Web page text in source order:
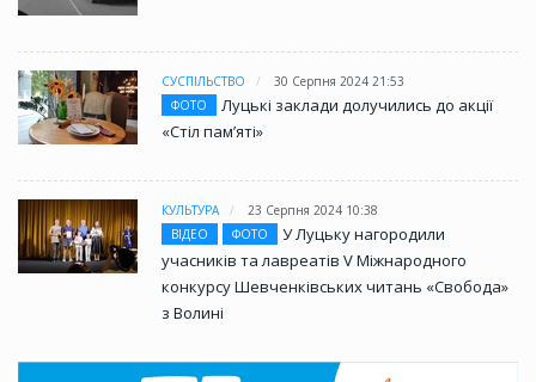
СУСПІЛЬСТВО
30 Серпня 2024 21:53
ФОТО
Луцькі заклади долучились до акції
«Стіл памʼяті»
КУЛЬТУРА
23 Серпня 2024 10:38
ВІДЕО
ФОТО
У Луцьку нагородили
учасників та лавреатів V Міжнародного
конкурсу Шевченківських читань «Свобода»
з Волині